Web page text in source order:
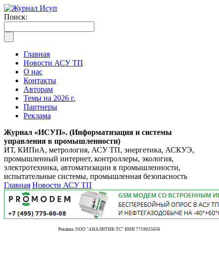
Поиск:
Главная
Новости АСУ ТП
О нас
Контакты
Авторам
Темы на 2026 г.
Партнеры
Реклама
Журнал «ИСУП». (Информатизация и системы
управления в промышленности)
ИТ, КИПиА, метрология, АСУ ТП, энергетика, АСКУЭ,
промышленный интернет, контроллеры, экология,
электротехника, автоматизации в промышленности,
испытательные системы, промышленная безопасность
Главная Новости АСУ ТП
Реклама. ООО "АНАЛИТИК-ТС" ИНН 7719025656